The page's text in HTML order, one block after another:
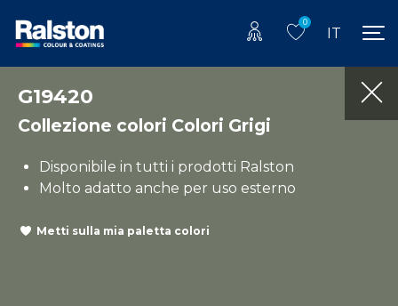
0
IT
G19420
Collezione colori Colori Grigi
Disponibile in tutti i prodotti Ralston
Molto adatto anche per uso esterno
Metti sulla mia paletta colori